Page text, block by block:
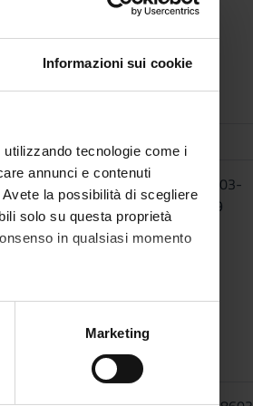
Informazioni sui cookie
tecnologie come i
annunci e contenuti
la possibilità di scegliere
solo su questa proprietà
in qualsiasi momento
metro,Marketing
ISBN
2018
978-88-203-
8543-9